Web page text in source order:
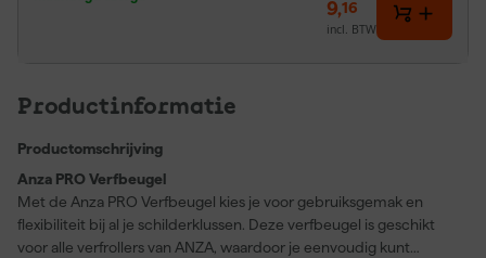
9,16
incl. BTW
Productinformatie
Productomschrijving
Anza PRO Verfbeugel
Met de Anza PRO Verfbeugel kies je voor gebruiksgemak en
flexibiliteit bij al je schilderklussen. Deze verfbeugel is geschikt
voor alle verfrollers van ANZA, waardoor je eenvoudig kunt